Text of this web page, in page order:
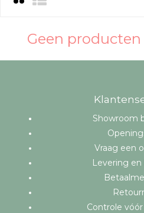
Geen producten
Showroom
Vraag een
Levering
Controle